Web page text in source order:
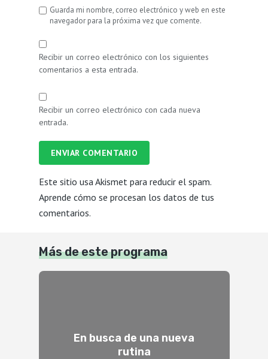
Guarda mi nombre, correo electrónico y web en este
navegador para la próxima vez que comente.
Recibir un correo electrónico con los siguientes
comentarios a esta entrada.
Recibir un correo electrónico con cada nueva
entrada.
ENVIAR COMENTARIO
Este sitio usa Akismet para reducir el spam.
Aprende cómo se procesan los datos de tus
comentarios.
Más de este programa
En busca de una nueva
rutina